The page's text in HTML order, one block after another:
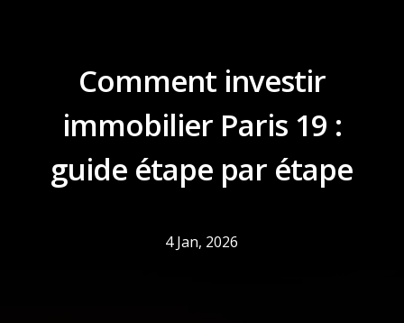
Comment investir
immobilier Paris 19 :
guide étape par étape
4 Jan, 2026